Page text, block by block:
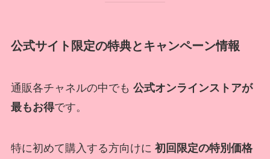
公式サイト限定の特典とキャンペーン情報
通販各チャネルの中でも 公式オンラインストアが
最もお得です。
特に初めて購入する方向けに 初回限定の特別価格